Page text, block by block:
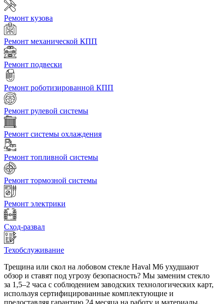
Ремонт кузова
Ремонт механической КПП
Ремонт подвески
Ремонт роботизированной КПП
Ремонт рулевой системы
Ремонт системы охлаждения
Ремонт топливной системы
Ремонт тормозной системы
Ремонт электрики
Сход-развал
Техобслуживание
Трещина или скол на лобовом стекле Haval M6 ухудшают
обзор и ставят под угрозу безопасность? Мы заменим стекло
за 1,5–2 часа с соблюдением заводских технологических карт,
используя сертифицированные комплектующие и